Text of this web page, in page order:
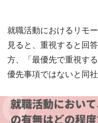
就職活動におけるリモ
見ると、重視すると回
方、「最優先で重視す
優先事項ではないと同社